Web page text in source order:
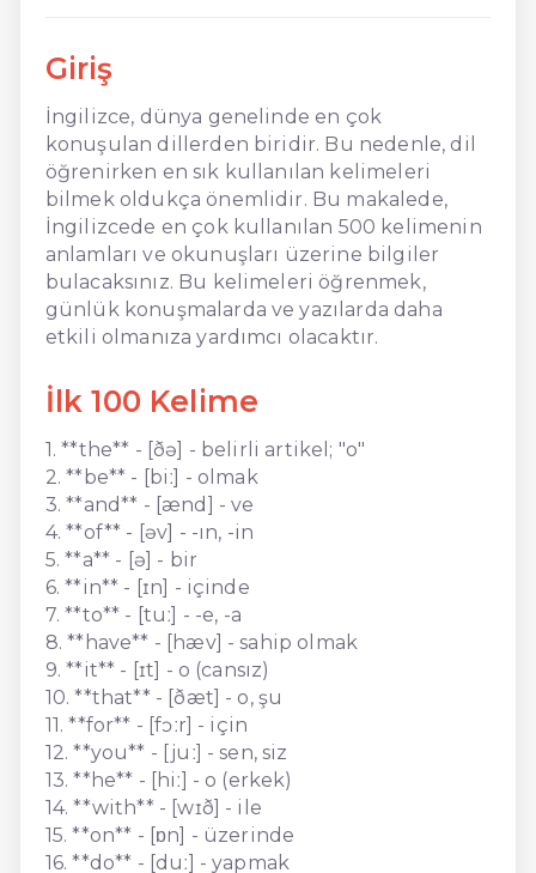
Giriş
İngilizce, dünya genelinde en çok
konuşulan dillerden biridir. Bu nedenle, dil
öğrenirken en sık kullanılan kelimeleri
bilmek oldukça önemlidir. Bu makalede,
İngilizcede en çok kullanılan 500 kelimenin
anlamları ve okunuşları üzerine bilgiler
bulacaksınız. Bu kelimeleri öğrenmek,
günlük konuşmalarda ve yazılarda daha
etkili olmanıza yardımcı olacaktır.
İlk 100 Kelime
1. **the** - [ðə] - belirli artikel; "o"
2. **be** - [biː] - olmak
3. **and** - [ænd] - ve
4. **of** - [əv] - -ın, -in
5. **a** - [ə] - bir
6. **in** - [ɪn] - içinde
7. **to** - [tuː] - -e, -a
8. **have** - [hæv] - sahip olmak
9. **it** - [ɪt] - o (cansız)
10. **that** - [ðæt] - o, şu
11. **for** - [fɔːr] - için
12. **you** - [juː] - sen, siz
13. **he** - [hiː] - o (erkek)
14. **with** - [wɪð] - ile
15. **on** - [ɒn] - üzerinde
16. **do** - [duː] - yapmak